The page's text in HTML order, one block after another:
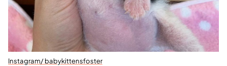
Instagram/ babykittensfoster